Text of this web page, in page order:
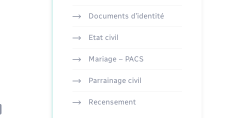
Documents d’identité
Etat civil
Mariage – PACS
Parrainage civil
Recensement